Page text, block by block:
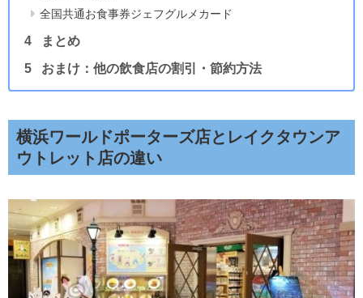
全国共通お食事券ジェフグルメカード
まとめ
おまけ：他の飲食店の割引・節約方法
横浜ワールドポーターズ店とレイクタウンア
ウトレット店の違い